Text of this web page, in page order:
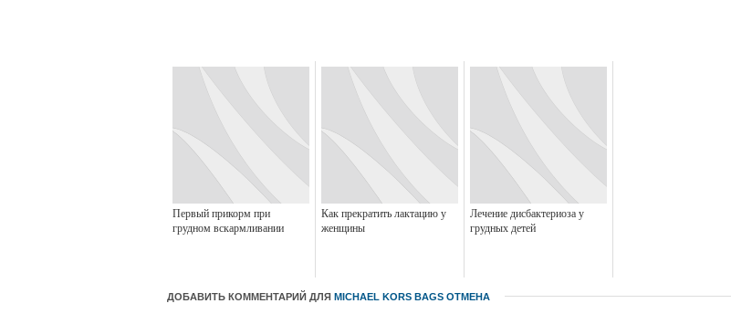
Первый прикорм при
грудном вскармливании
Как прекратить лактацию у
женщины
Лечение дисбактериоза у
грудных детей
ДОБАВИТЬ КОММЕНТАРИЙ ДЛЯ MICHAEL KORS BAGS ОТМЕНА